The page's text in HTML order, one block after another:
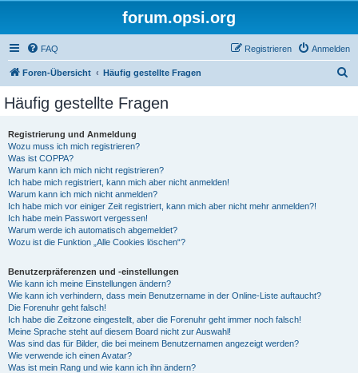
forum.opsi.org
FAQ Anmelden
Registrieren
Foren-Übersicht Häufig gestellte Fragen
Häufig gestellte Fragen
Registrierung und Anmeldung
Wozu muss ich mich registrieren?
Was ist COPPA?
Warum kann ich mich nicht registrieren?
Ich habe mich registriert, kann mich aber nicht anmelden!
Warum kann ich mich nicht anmelden?
Ich habe mich vor einiger Zeit registriert, kann mich aber nicht mehr anmelden?!
Ich habe mein Passwort vergessen!
Warum werde ich automatisch abgemeldet?
Wozu ist die Funktion „Alle Cookies löschen“?
Benutzerpräferenzen und -einstellungen
Wie kann ich meine Einstellungen ändern?
Wie kann ich verhindern, dass mein Benutzername in der Online-Liste auftaucht?
Die Forenuhr geht falsch!
Ich habe die Zeitzone eingestellt, aber die Forenuhr geht immer noch falsch!
Meine Sprache steht auf diesem Board nicht zur Auswahl!
Was sind das für Bilder, die bei meinem Benutzernamen angezeigt werden?
Wie verwende ich einen Avatar?
Was ist mein Rang und wie kann ich ihn ändern?